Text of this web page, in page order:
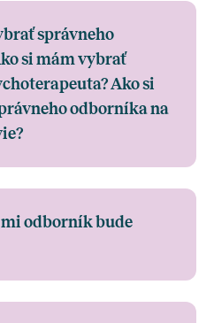
správneho
si mám vybrať
Ako si
odborníka na
odborník bude